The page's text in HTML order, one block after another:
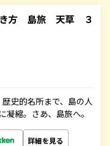
き方 島旅 天草 ３
史的名所まで、島の人
縮。さあ、島旅へ。
詳細を見る